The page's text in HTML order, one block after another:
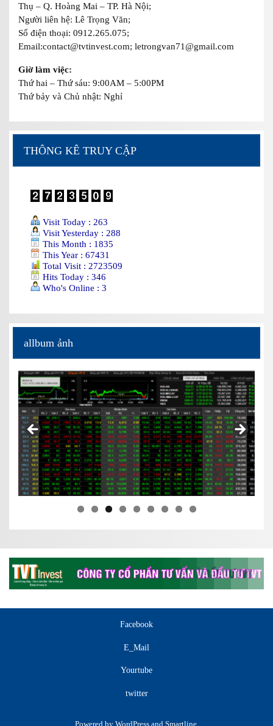
Thụ – Q. Hoàng Mai – TP. Hà Nội;
Người liên hệ: Lê Trọng Văn;
Số điện thoại: 0912.265.075;
Email:contact@tvtinvest.com; letrongvan71@gmail.com
Giờ làm việc:
Thứ hai – Thứ sáu: 9:00AM – 5:00PM
Thứ bảy và Chủ nhật: Nghỉ
THÔNG KÊ TRUY CẬP
Visit Today : 263
Visit Yesterday : 288
This Month : 1835
This Year : 67431
Total Visit : 2723509
Hits Today : 346
Who's Online : 3
allbum ảnh
Facebook
E_Mail
Yourtube
twitter
Powered by WordPressand Smartline.